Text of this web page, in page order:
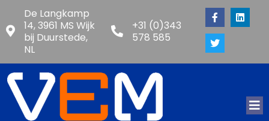
De Langkamp
14, 3961 MS Wijk
bij Duurstede,
NL
+31 (0)343
578 585